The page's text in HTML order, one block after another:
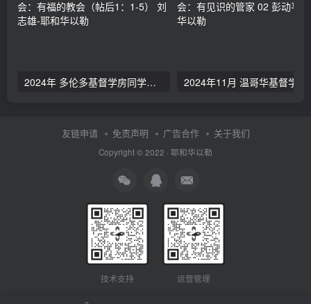
2024年 多伦多基督学房同学聚会：有福的教会（帖后1：1-5） 刘志雄
友链申请 免责声明 广告合作 关于我们
Copyright © 2022 · 耶和华以勒
技术支持 运营管理